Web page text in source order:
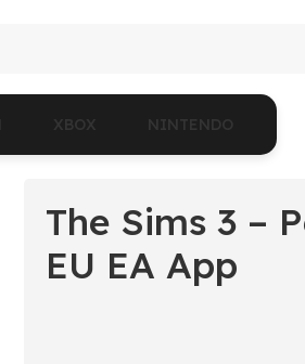
XBOX NINTENDO
The Sims 3 –
EU EA App